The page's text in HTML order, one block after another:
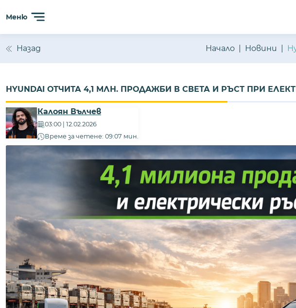
Сайтът използва 'бисквитки' (cookies) с цел безпроблемно функциониране,
Политика
Меню
Назад Начало Новини
HYUNDAI ОТЧИТА 4,1 МЛН. ПРОДАЖБИ В СВЕТА И РЪСТ ПРИ
Калоян Вълчев
03:00 | 12.02.2026
Време за четене: 09:07 мин.